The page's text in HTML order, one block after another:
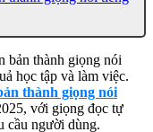
bản thành giọng nói
học tập và làm việc.
thành giọng nói
với giọng đọc tự
cầu người dùng.